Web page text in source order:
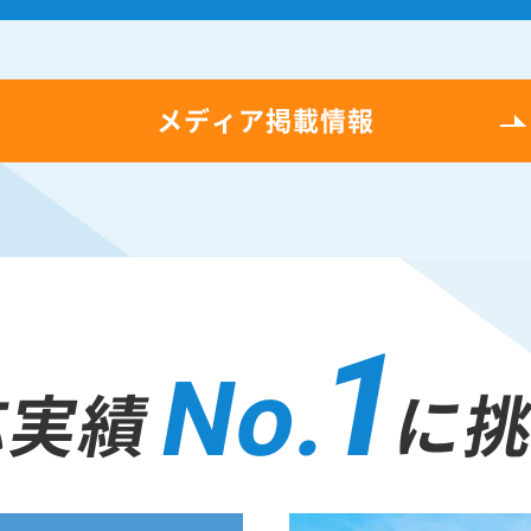
メディア掲載情報
績No.1に